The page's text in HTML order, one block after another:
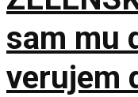
sam mu
verujem